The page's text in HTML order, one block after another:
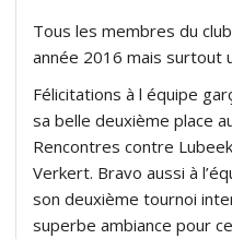
Tous les membres du
année 2016 mais surtout
Félicitations à l équipe
sa belle deuxième place
Rencontres contre
Verkert. Bravo aussi à
son deuxième tournoi
superbe ambiance pour